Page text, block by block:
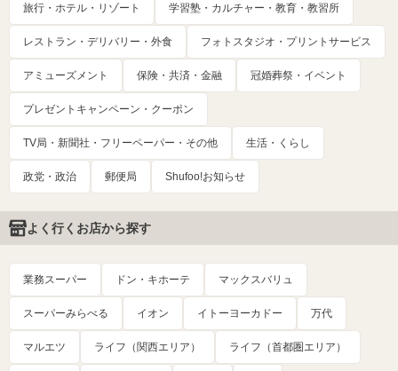
旅行・ホテル・リゾート 学習塾・カルチャー・教育・教習所
レストラン・デリバリー・外食 フォトスタジオ・プリントサービス
アミューズメント 保険・共済・金融 冠婚葬祭・イベント
プレゼントキャンペーン・クーポン
TV局・新聞社・フリーペーパー・その他 生活・くらし
政党・政治 郵便局 Shufoo!お知らせ
よく行くお店から探す
業務スーパー ドン・キホーテ マックスバリュ
スーパーみらべる イオン イトーヨーカドー 万代
マルエツ ライフ（関西エリア） ライフ（首都圏エリア）